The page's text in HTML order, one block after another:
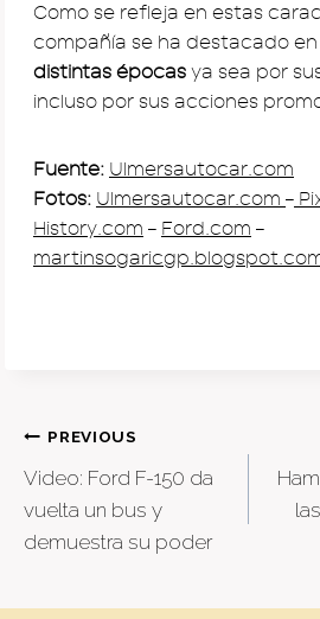
Como se refleja en estas
compañía se ha destacado en
distintas épocas ya sea por
incluso por sus acciones
Fuente: Ulmersautocar.com
Fotos: Ulmersautocar.com –
History.com – Ford.com –
Post
navigation
PREVIOUS
Video: Ford F-150 da
vuelta un bus y
demuestra su poder